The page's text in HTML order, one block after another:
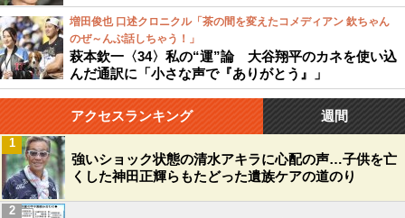
増田俊也 口述クロニクル「茶の間を変えたコメディアン 欽ちゃん
のぜ～んぶ話しちゃう！」
萩本欽一〈34〉私の“運”論 大谷翔平のカネを使い込
んだ通訳に「小さな声で『ありがとう』」
アクセスランキング 週間
強いショック状態の清水アキラに心配の声…子供を亡
くした神田正輝らもたどった遺族ケアの道のり
1
2